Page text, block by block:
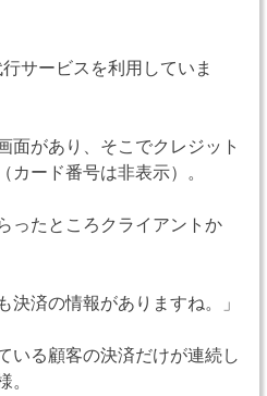
サービスを利用していま
面があり、そこでクレジット
カード番号は非表示）。
ったところクライアントか
決済の情報がありますね。」
いる顧客の決済だけが連続し
。